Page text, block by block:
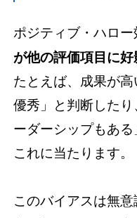
ポジティブ・ハロ
が他の評価項目に
たとえば、成果が
優秀」と判断した
ーダーシップもあ
これに当たります。
このバイアスは無